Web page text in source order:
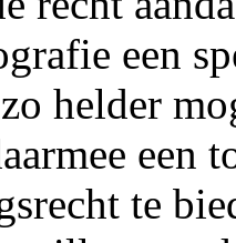
een
helder
een
te